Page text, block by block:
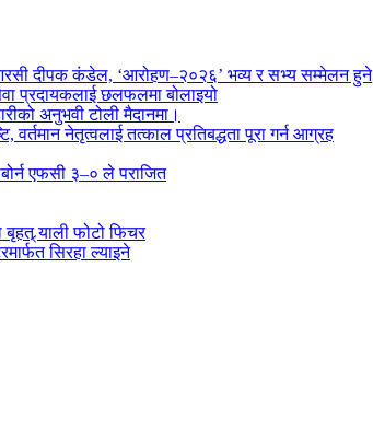
दीपक कंडेल, ‘आरोहण–२०२६’ भव्य र सभ्य सम्मेलन हुने
प्रदायकलाई छलफलमा बोलाइयो
अनुभवी टोली मैदानमा।
वर्तमान नेतृत्वलाई तत्काल प्रतिबद्धता पूरा गर्न आग्रह
एफसी ३–० ले पराजित
र्‍याली फोटो फिचर
सिरहा ल्याइने